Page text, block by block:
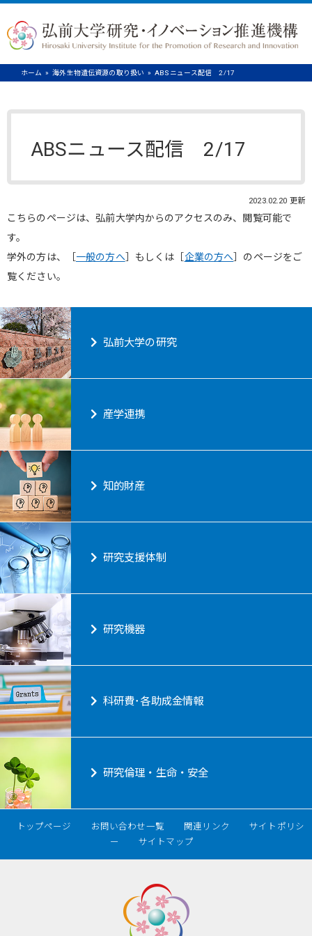
ホーム 海外生物遺伝資源の取り扱い ABSニュース配信 2/17
ABSニュース配信 2/17
2023.02.20 更新
こちらのページは、弘前大学内からのアクセスのみ、閲覧可能で
す。
学外の方は、［ 一般の方へ］もしくは［ 企業の方へ ］のページをご
覧ください。
弘前大学の研究
産学連携
知的財産
研究支援体制
研究機器
科研費･各助成金情報
研究倫理・生命・安全
トップページ お問い合わせ一覧 関連リンク
サイトポリシ
ー
サイトマップ